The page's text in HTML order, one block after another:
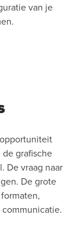
van je
grafische
De vraag naar
De grote